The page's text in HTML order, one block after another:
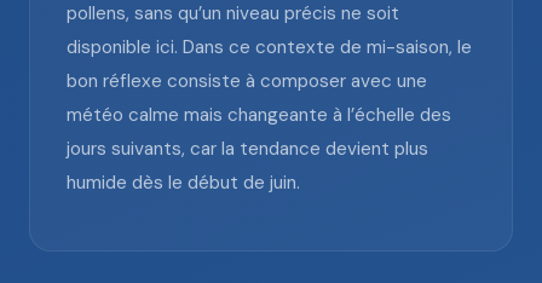
pollens, sans qu’un niveau précis ne soit
disponible ici. Dans ce contexte de mi-saison, le
bon réflexe consiste à composer avec une
météo calme mais changeante à l’échelle des
jours suivants, car la tendance devient plus
humide dès le début de juin.